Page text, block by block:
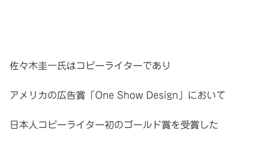
佐々木圭一氏はコピーライターであり
アメリカの広告賞「One Show Design」において
日本人コピーライター初のゴールド賞を受賞した